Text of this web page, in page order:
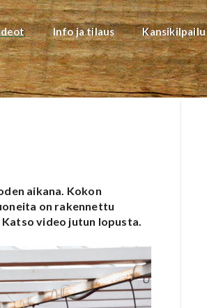
Info ja tilaus Kansikilpailu
aikana. Kokon
on rakennettu
Katso video jutun lopusta.